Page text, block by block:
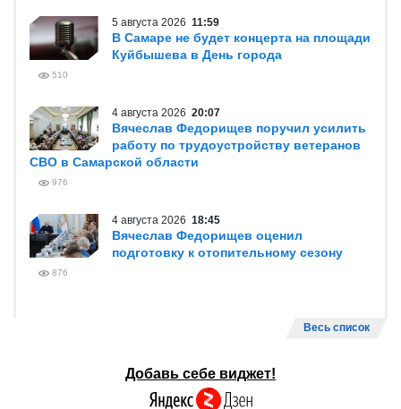
5 августа 2026 11:59
В Самаре не будет концерта на площади
Куйбышева в День города
510
4 августа 2026 20:07
Вячеслав Федорищев поручил усилить
работу по трудоустройству ветеранов
СВО в Самарской области
976
4 августа 2026 18:45
Вячеслав Федорищев оценил
подготовку к отопительному сезону
876
Весь список
Добавь себе виджет!